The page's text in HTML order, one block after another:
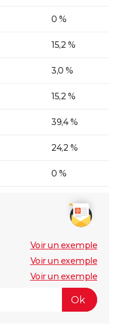
0 %
15,2 %
3,0 %
15,2 %
39,4 %
24,2 %
0 %
Voir un exemple
Voir un exemple
Voir un exemple